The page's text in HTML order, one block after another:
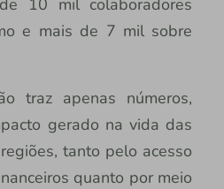
10 mil colaboradores
e mais de 7 mil sobre
traz apenas números,
gerado na vida das
tanto pelo acesso
quanto por meio